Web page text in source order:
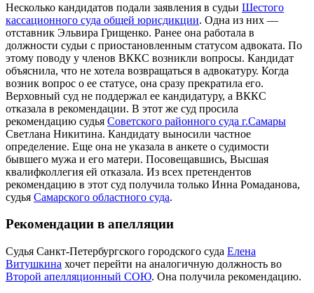
Несколько кандидатов подали заявления в судьи Шестого
кассационного суда общей юрисдикции. Одна из них —
отставник Эльвира Грищенко. Ранее она работала в
должности судьи с приостановленным статусом адвоката. По
этому поводу у членов ВККС возникли вопросы. Кандидат
объяснила, что не хотела возвращаться в адвокатуру. Когда
возник вопрос о ее статусе, она сразу прекратила его.
Верховный суд не поддержал ее кандидатуру, а ВККС
отказала в рекомендации. В этот же суд просила
рекомендацию судья Советского районного суда г.Самары
Светлана Никитина. Кандидату выносили частное
определение. Еще она не указала в анкете о судимости
бывшего мужа и его матери. Посовещавшись, Высшая
квалифколлегия ей отказала. Из всех претендентов
рекомендацию в этот суд получила только Инна Ромаданова,
судья Самарского областного суда.
Рекомендации в апелляции
Судья Санкт-Петербургского городского суда Елена
Витушкина хочет перейти на аналогичную должность во
Второй апелляционный СОЮ. Она получила рекомендацию.